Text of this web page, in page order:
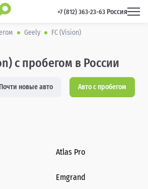
+7 (812) 363-23-63 Россия
Geely FC (Vision)
с пробегом в России
Почти новые авто Авто с пробегом
Atlas Pro
Emgrand